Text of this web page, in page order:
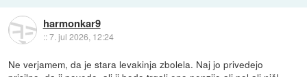
harmonkar9
::7. jul 2026, 12:24
Ne verjamem, da je stara levakinja zbolela. Naj jo privedejo